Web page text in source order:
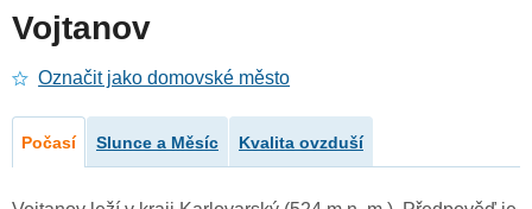
Vojtanov
Označit jako domovské město
Počasí Slunce a Měsíc Kvalita ovzduší